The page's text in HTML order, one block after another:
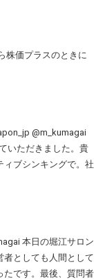
株価プラスのときに
@m_kumagai
いただきました。貴
ィブシンキングで。社
本日の堀江サロン
者としても人間として
たです。最後、質問者